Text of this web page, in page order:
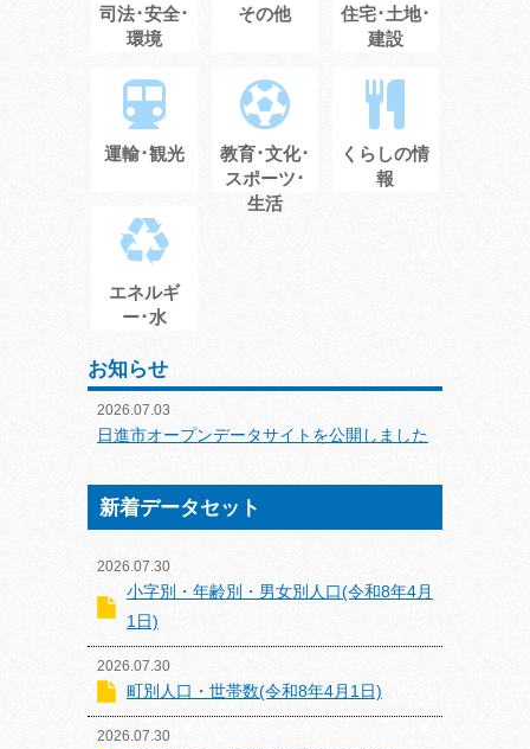
司法･安全･
環境
その他
住宅･土地･
建設
運輸･観光
教育･文化･
スポーツ･
生活
くらしの情
報
エネルギ
ー･水
お知らせ
2026.07.03
日進市オープンデータサイトを公開しました
新着データセット
2026.07.30
小字別・年齢別・男女別人口(令和8年4月
1日)
2026.07.30
町別人口・世帯数(令和8年4月1日)
2026.07.30